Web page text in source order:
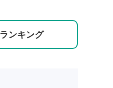
ランキング